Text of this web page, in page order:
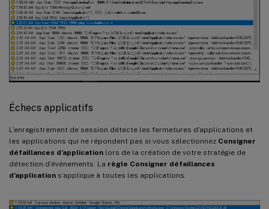
Échecs applicatifs
L’enregistrement de session détecte les fermetures d’applications et
les applications qui ne répondent pas si vous sélectionnez Consigner
défaillances d’application lors de la création de votre stratégie de
détection d’événements. La règle Consigner défaillances
d’application s’applique à toutes les applications.